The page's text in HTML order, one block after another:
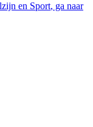
en Sport, ga naar